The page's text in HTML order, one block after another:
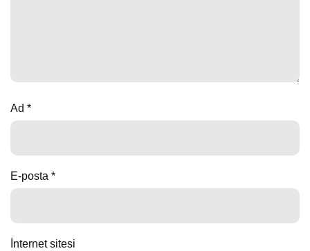
Ad *
E-posta *
İnternet sitesi